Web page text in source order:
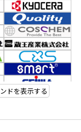
ドを表示する